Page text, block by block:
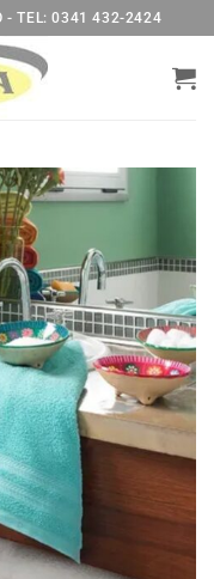
- TEL: 0341 432-2424